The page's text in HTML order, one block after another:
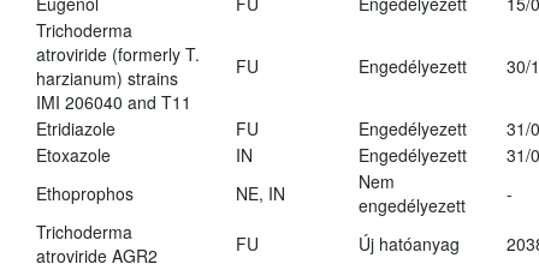
Trichoderma
atroviride (formerly T.
harzianum) strains
IMI 206040 and T11
FU Engedélyezett 30/
Etridiazole FU Engedélyezett
31/
Etoxazole
IN Engedélyezett
31/
Ethoprophos
NE, IN
Nem
engedélyezett
-
Trichoderma
atroviride AGR2
FU Új hatóanyag